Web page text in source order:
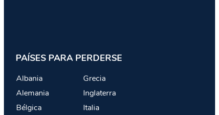
PAÍSES PARA PERDERSE
Albania
Alemania
Bélgica
Grecia
Inglaterra
Italia